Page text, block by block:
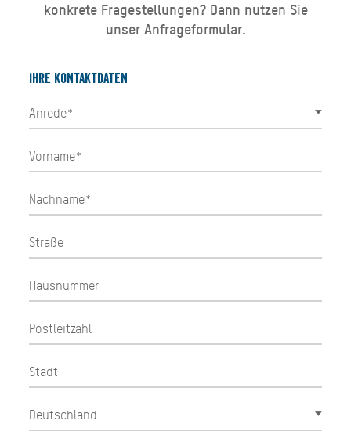
konkrete Fragestellungen? Dann nutzen Sie
unser Anfrageformular.
Ihre Kontaktdaten